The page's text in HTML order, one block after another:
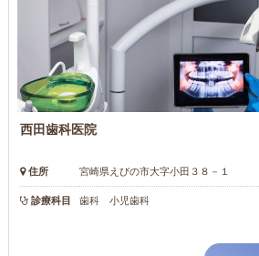
西田歯科医院
住所 宮崎県えびの市大字小田３８－１
診療科目 歯科 小児歯科